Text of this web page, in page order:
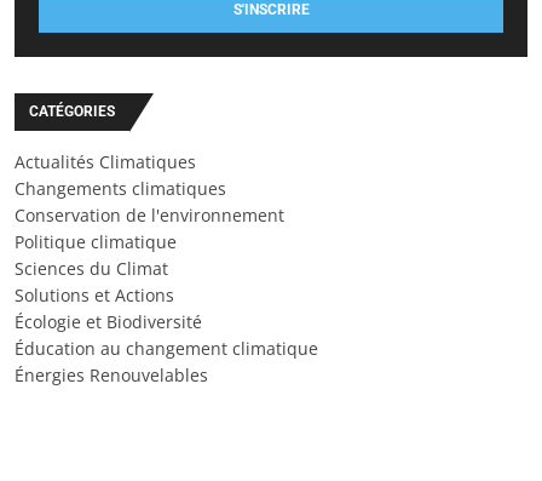
S'INSCRIRE
CATÉGORIES
Actualités Climatiques
Changements climatiques
Conservation de l'environnement
Politique climatique
Sciences du Climat
Solutions et Actions
Écologie et Biodiversité
Éducation au changement climatique
Énergies Renouvelables